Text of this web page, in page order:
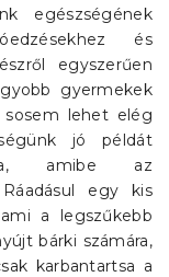
egészségének
és
egyszerűen
gyermekek
sosem lehet elég
jó példát
amibe az
egy kis
a legszűkebb
bárki számára,
karbantartsa a